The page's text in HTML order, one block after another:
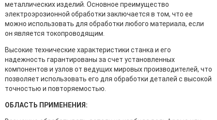
металлических изделий. Основное преимущество
электроэрозионной обработки заключается в том, что ее
можно использовать для обработки любого материала, если
он является токопроводящим.
Высокие технические характеристики станка и его
надежность гарантированы за счет установленных
компонентов и узлов от ведущих мировых производителей, что
позволяет использовать его для обработки деталей с высокой
точностью и повторяемостью.
ОБЛАСТЬ ПРИМЕНЕНИЯ: